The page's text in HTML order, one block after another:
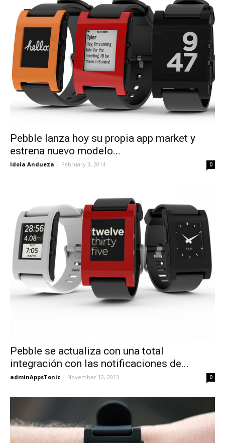
Pebble lanza hoy su propia app market y
estrena nuevo modelo...
Idoia Andueza - February 3, 2014 0
Pebble se actualiza con una total
integración con las notificaciones de...
adminAppsTonic - November 12, 2013 0